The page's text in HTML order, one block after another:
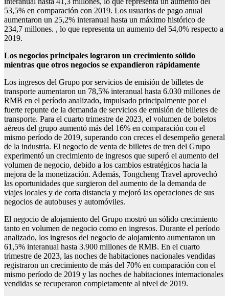
53,5% en comparación con 2019. Los usuarios de pago anual
aumentaron un 25,2% interanual hasta un máximo histórico de
234,7 millones. , lo que representa un aumento del 54,0% respecto a
2019.
Los negocios principales lograron un crecimiento sólido
mientras que otros negocios se expandieron rápidamente
Los ingresos del Grupo por servicios de emisión de billetes de
transporte aumentaron un 78,5% interanual hasta 6.030 millones de
RMB en el período analizado, impulsado principalmente por el
fuerte repunte de la demanda de servicios de emisión de billetes de
transporte. Para el cuarto trimestre de 2023, el volumen de boletos
aéreos del grupo aumentó más del 16% en comparación con el
mismo período de 2019, superando con creces el desempeño general
de la industria. El negocio de venta de billetes de tren del Grupo
experimentó un crecimiento de ingresos que superó el aumento del
volumen de negocio, debido a los cambios estratégicos hacia la
mejora de la monetización. Además, Tongcheng Travel aprovechó
las oportunidades que surgieron del aumento de la demanda de
viajes locales y de corta distancia y mejoró las operaciones de sus
negocios de autobuses y automóviles.
El negocio de alojamiento del Grupo mostró un sólido crecimiento
tanto en volumen de negocio como en ingresos. Durante el período
analizado, los ingresos del negocio de alojamiento aumentaron un
61,5% interanual hasta 3.900 millones de RMB. En el cuarto
trimestre de 2023, las noches de habitaciones nacionales vendidas
registraron un crecimiento de más del 70% en comparación con el
mismo período de 2019 y las noches de habitaciones internacionales
vendidas se recuperaron completamente al nivel de 2019.